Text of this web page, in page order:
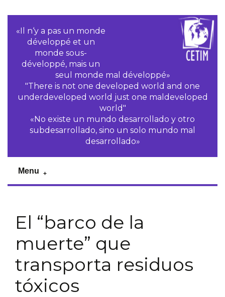
«Il n‘y a pas un monde
développé et un
monde sous-
développé, mais un
seul monde mal développé»
"There is not one developed world and one
underdeveloped world just one maldeveloped
world"
«No existe un mundo desarrollado y otro
subdesarrollado, sino un solo mundo mal
desarrollado»
Menu
El “barco de la
muerte” que
transporta residuos
tóxicos